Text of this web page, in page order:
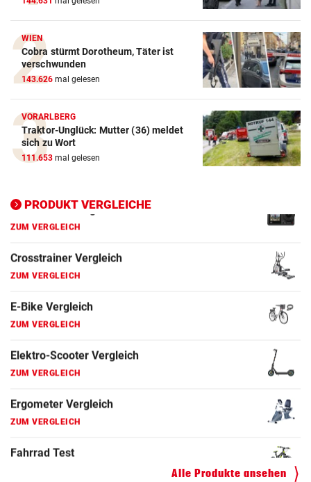
WIEN
Cobra stürmt Dorotheum, Täter ist
verschwunden
143.626 mal gelesen
VORARLBERG
Traktor-Unglück: Mutter (36) meldet
sich zu Wort
111.653 mal gelesen
PRODUKT VERGLEICHE
Action-Cam Vergleich
ZUM VERGLEICH
Crosstrainer Vergleich
ZUM VERGLEICH
E-Bike Vergleich
ZUM VERGLEICH
Elektro-Scooter Vergleich
Ergometer Vergleich
ZUM VERGLEICH
Fahrrad Test
ZUM VERGLEICH
Fahrradanhänger Vergleich
ZUM VERGLEICH
Faszienrolle Vergleich
ZUM VERGLEICH
Hoverboard Vergleich
ZUM VERGLEICH
Kinderfahrrad Vergleich
Alle Produkte ansehen